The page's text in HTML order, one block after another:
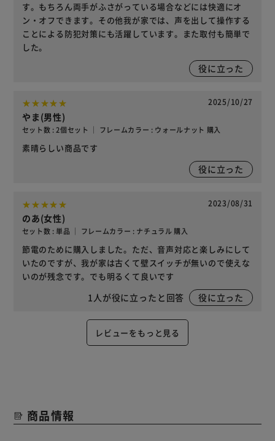
す。もちろん両手がふさがっている場合などには快適にオ
ン・オフできます。その他我が家では、声を出して操作する
ことによる防犯対策にも活躍しています。また取付も簡単で
した。
役に立った
2025/10/27
やま(男性)
セット数 : 2個セット ｜ フレームカラー : ウォールナット 購入
素晴らしい商品です
役に立った
2023/08/31
のあ(女性)
セット数 : 単品 ｜ フレームカラー : ナチュラル 購入
節電のために購入しました。ただ、音声対応と楽しみにして
いたのですが、我が家は古くて壁スイッチが無いので使えな
いのが残念です。でも明るくて良いです
1 人が役に立ったと回答 役に立った
レビューをもっと見る
商品情報